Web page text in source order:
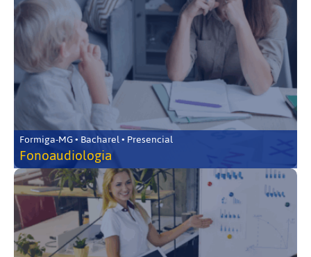
Formiga-MG • Bacharel • Presencial
Fonoaudiologia